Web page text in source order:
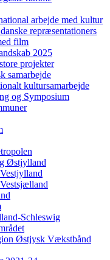
arbejde med kultur
repræsentationers
film
2025
projekter
samarbejde
kultursamarbejde
og Symposium
Østjylland
Schleswig
Østjysk Vækstbånd